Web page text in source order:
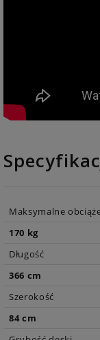
Maksymalne
170 kg
Długość
366 cm
Szerokość
84 cm